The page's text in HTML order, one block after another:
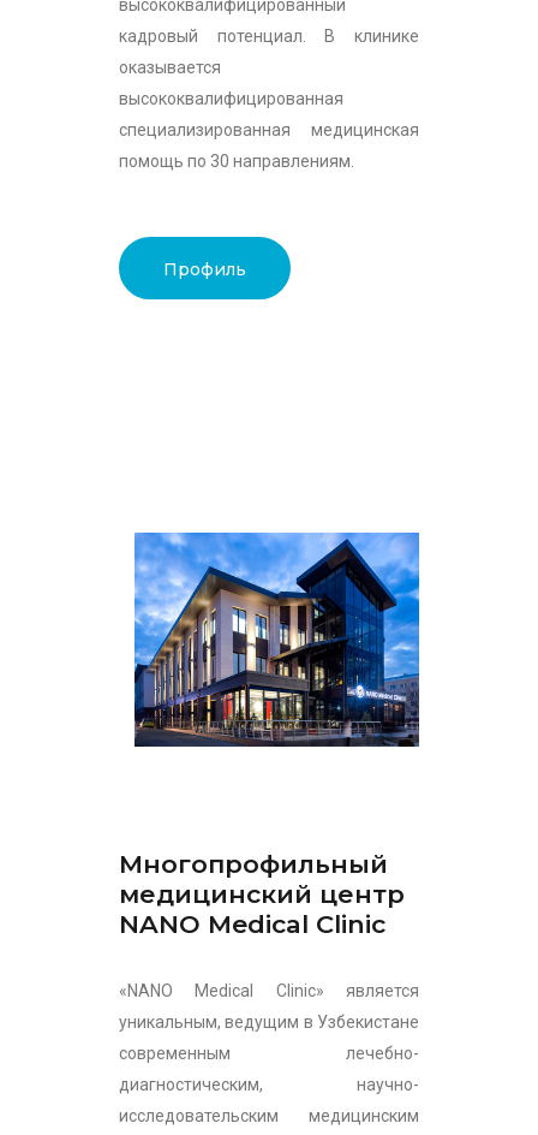
высококвалифицированный
кадровый потенциал. В клинике
оказывается
высококвалифицированная
специализированная медицинская
помощь по 30 направлениям.
Профиль
Многопрофильный
медицинский центр
NANO Medical Clinic
«NANO Medical Clinic» является
уникальным, ведущим в Узбекистане
современным лечебно-
диагностическим, научно-
исследовательским медицинским